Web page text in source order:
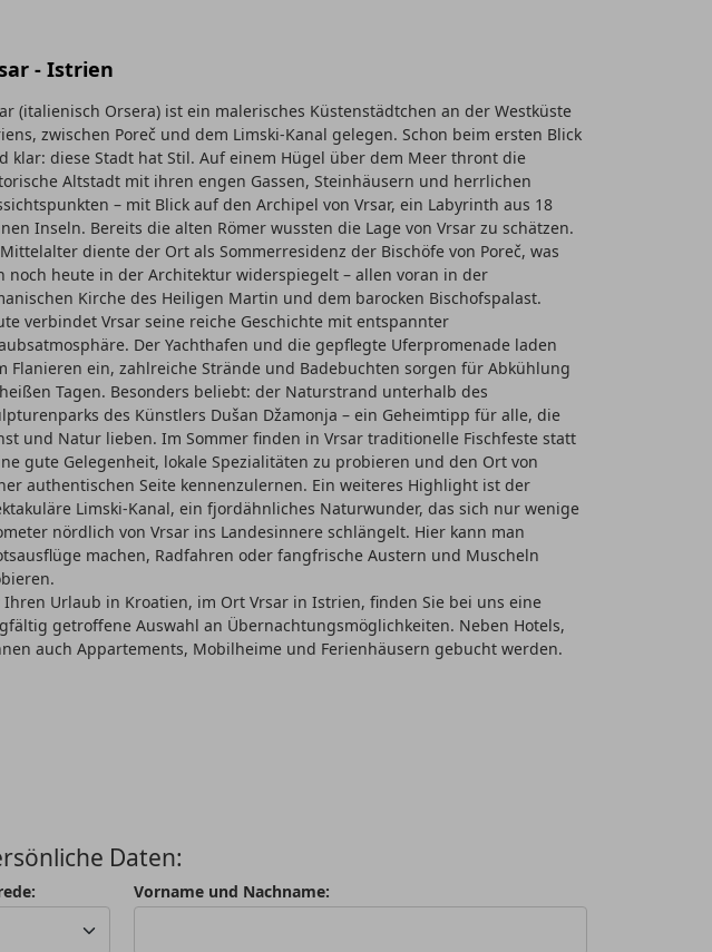
- Istrien
(italienisch Orsera) ist ein malerisches Küstenstädtchen an der Westküste
zwischen Poreč und dem Limski-Kanal gelegen. Schon beim ersten Blick
klar: diese Stadt hat Stil. Auf einem Hügel über dem Meer thront die
Altstadt mit ihren engen Gassen, Steinhäusern und herrlichen
– mit Blick auf den Archipel von Vrsar, ein Labyrinth aus 18
Inseln. Bereits die alten Römer wussten die Lage von Vrsar zu schätzen.
diente der Ort als Sommerresidenz der Bischöfe von Poreč, was
noch heute in der Architektur widerspiegelt – allen voran in der
Kirche des Heiligen Martin und dem barocken Bischofspalast.
verbindet Vrsar seine reiche Geschichte mit entspannter
Der Yachthafen und die gepflegte Uferpromenade laden
Flanieren ein, zahlreiche Strände und Badebuchten sorgen für Abkühlung
Tagen. Besonders beliebt: der Naturstrand unterhalb des
des Künstlers Dušan Džamonja – ein Geheimtipp für alle, die
und Natur lieben. Im Sommer finden in Vrsar traditionelle Fischfeste statt
gute Gelegenheit, lokale Spezialitäten zu probieren und den Ort von
authentischen Seite kennenzulernen. Ein weiteres Highlight ist der
Limski-Kanal, ein fjordähnliches Naturwunder, das sich nur wenige
nördlich von Vrsar ins Landesinnere schlängelt. Hier kann man
machen, Radfahren oder fangfrische Austern und Muscheln
Ihren Urlaub in Kroatien, im Ort Vrsar in Istrien, finden Sie bei uns eine
getroffene Auswahl an Übernachtungsmöglichkeiten. Neben Hotels,
auch Appartements, Mobilheime und Ferienhäusern gebucht werden.
Daten:
Vorname und Nachname: